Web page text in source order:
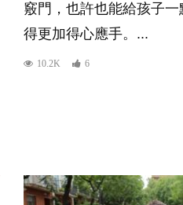
竅門，也許也能給孩子
得更加得心應手。...
10.2K 6